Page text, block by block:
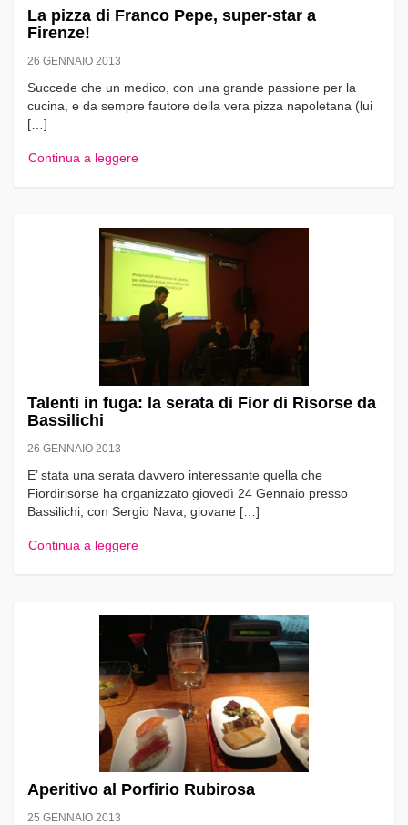
La pizza di Franco Pepe, super-star a
Firenze!
26 GENNAIO 2013
Succede che un medico, con una grande passione per la
cucina, e da sempre fautore della vera pizza napoletana (lui
[…]
Continua a leggere
Talenti in fuga: la serata di Fior di Risorse da
Bassilichi
26 GENNAIO 2013
E’ stata una serata davvero interessante quella che
Fiordirisorse ha organizzato giovedì 24 Gennaio presso
Bassilichi, con Sergio Nava, giovane […]
Continua a leggere
Aperitivo al Porfirio Rubirosa
25 GENNAIO 2013